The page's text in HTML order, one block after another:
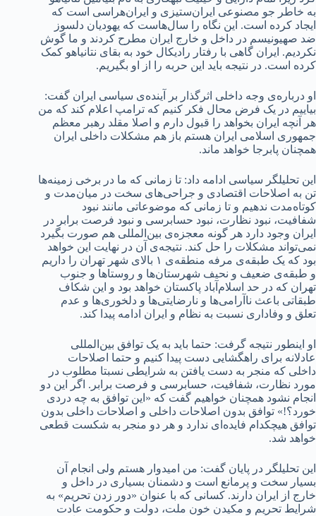
به خاطر جو مصنوعی ایران‌ستیزی و ایران‌هراسی است که
ایجاد کرده است. این نگاه را سال‌هاست که یهودیان دلسوز
ضد صهیونیسم در داخل و خارج ایران مطرح کردند و ما گوش
نکردیم. ایران گاهی با رفتار رادیکال خود به بقای نتانیاهو کمک
کرده است. در نتیجه باید این حربه را از او بگیریم.
او درباره‌ی وجه داخلی اثرگذار بر آینده‌ی سیاسی ایران گفت:
بیاییم در یک فرض محال فکر کنیم که ترامپ اعلام کند که من
هر آنچه ایران بخواهد را قبول دارم و اصلا مقلد رهبر معظم
جمهوری اسلامی ایران هستم باز هم مشکلات داخلی ایران
همچنان پابرجا خواهد ماند.
این تحلیلگر سیاسی ادامه داد: تا زمانی که ما در برخی زمینه‌ها
تن به اصلاحات اقتصادی و جراحی‌های سخت در میان‌مدت و
کوتاه‌مدت ندهیم و تا زمانی که موضوعاتی مانند نبود
شفافیت، نبود نظارت، نبود حسابرسی و نبود فرصت برابر در
ایران وجود دارد هر گونه معجزه‌ی بین‌المللی هم صورت بگیرد
نمی‌تواند مشکلات را حل کند. نتیجه‌ی آن در نهایت این خواهد
بود که یک طبقه‌ی مرفه منطقه‌ی ۱ بالای شهر تهران را داریم
و طبقه‌ی ضعیف و نحیف شهرستان‌ها و روستاها و جنوب
تهران که در حد اسلام‌آباد پاکستان خواهد بود و این شکاف
طبقاتی باعث ناآرامی‌ها و نارضایتی‌ها و دلخوری‌ها و عدم
تعلق و وفاداری نسبت به نظام و ایران ادامه پیدا کند.
او اینطور نتیجه گرفت: حتما باید به یک توافق بین‌المللی
عادلانه برای راهگشایی دست پیدا کنیم و حتما اصلاحات
داخلی که منجر به دست یافتن به شرایطی نسبتا مطلوب در
مورد نظارت، شفافیت، حسابرسی و فرصت برابر. اگر این دو
انجام نشود همچنان خواهیم گفت که «این توافق به چه دردی
خورد؟!» توافق بدون اصلاحات داخلی و اصلاحات داخلی بدون
توافق هیچکدام فایده‌ای ندارد و هر دو منجر به شکست قطعی
خواهد شد.
این تحلیلگر در پایان گفت: من امیدوار هستم ولی انجام آن
بسیار سخت و پرمانع است و دشمنان بسیاری در داخل و
خارج از ایران دارند. کسانی که با عنوان «دور زدن تحریم» به
شرایط تحریم و مکیدن خون ملت، دولت و حکومت عادت